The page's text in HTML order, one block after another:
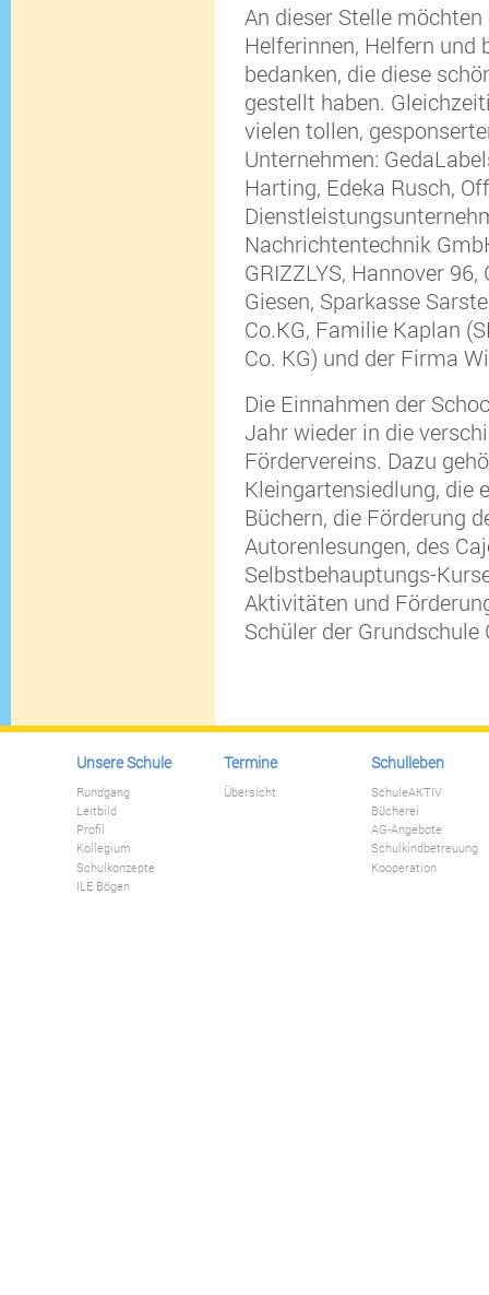
An dieser Stelle
Helferinnen, Helfern und
bedanken, die diese
gestellt haben.
vielen tollen,
Unternehmen:
Harting, Edeka Rusch,
Nachrichtentechnik
GRIZZLYS, Hannover
Giesen, Sparkasse
Co.KG, Familie Kaplan
Co. KG) und der Firma
Die Einnahmen der
Jahr wieder in die
Fördervereins. Dazu
Kleingartensiedlung, die
Büchern, die Förderung
Autorenlesungen, des
Selbstbehauptungs-
Aktivitäten und
Schüler der Grundschule
Unsere Schule
Rundgang
Leitbild
Profil
Kollegium
Schulkonzepte
ILE Bögen
Termine
Übersicht
Schulleben
SchuleAKTIV
Bücherei
AG-Angebote
Schulkindbetreuung
Kooperation